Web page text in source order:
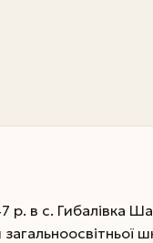
р. в с. Гибалівка